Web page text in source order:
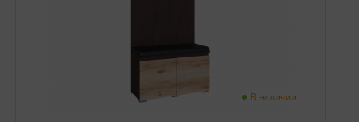
В наличии